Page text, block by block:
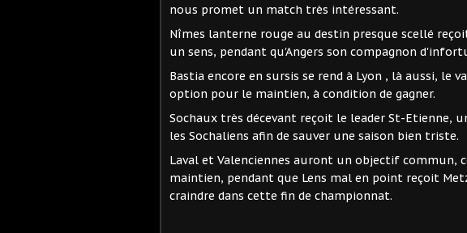
nous promet un match très intéressant.
Nîmes lanterne rouge au destin presque scellé
un sens, pendant qu'Angers son compagnon
Bastia encore en sursis se rend à Lyon , là aussi, le
option pour le maintien, à condition de gagner.
Sochaux très décevant reçoit le leader St-Etienne,
les Sochaliens afin de sauver une saison bien triste.
Laval et Valenciennes auront un objectif commun,
maintien, pendant que Lens mal en point reçoit
craindre dans cette fin de championnat.